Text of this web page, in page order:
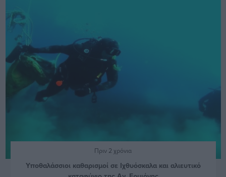
Πριν 2 χρόνια
Υποθαλάσσιοι καθαρισμοί σε Ιχθυόσκαλα και αλιευτικό